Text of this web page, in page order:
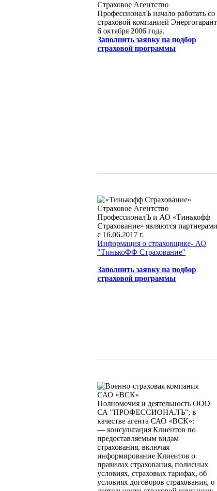
Страховое Агентство
ПрофессионалЪ начало работать со
страховой компанией Энергогарант
6 октября 2006 года.
Заполнить заявку на подбор
страховой программы
Страховое Агентство
ПрофессионалЪ и АО «Тинькофф
Страхование» являются партнерами
с 16.06.2017 г.
Информация о страховщике- АО
"ТинькоФФ Страхование"
Заполнить заявку на подбор
страховой программы
САО «ВСК»
Полномочия и деятельность ООО
СА "ПРОФЕССИОНАЛЪ", в
качестве агента САО «ВСК»:
— консультация Клиентов по
предоставляемым видам
страхования, включая
информирование Клиентов о
правилах страхования, полисных
условиях, страховых тарифах, об
условиях договоров страхования, о